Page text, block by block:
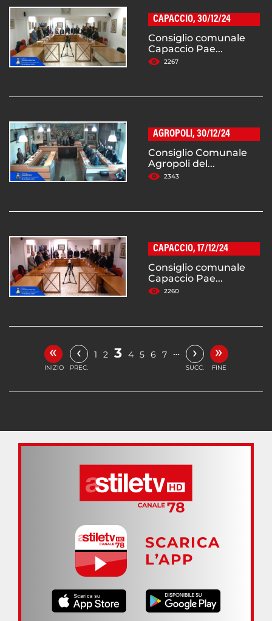
CAPACCIO, 30/12/24
Consiglio comunale
Capaccio Pae...
2267
AGROPOLI, 30/12/24
Consiglio Comunale
Agropoli del...
2343
CAPACCIO, 17/12/24
Consiglio comunale
Capaccio Pae...
2260
«
INIZIO
‹
PREC.
1 2 3 4 5 6 7 … ›
SUCC.
»
FINE
SCARICA
L’APP